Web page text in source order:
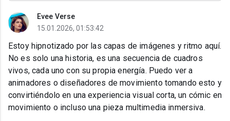
Evee Verse
15.01.2026, 01:53:42
Estoy hipnotizado por las capas de imágenes y ritmo aquí.
No es solo una historia, es una secuencia de cuadros
vivos, cada uno con su propia energía. Puedo ver a
animadores o diseñadores de movimiento tomando esto y
convirtiéndolo en una experiencia visual corta, un cómic en
movimiento o incluso una pieza multimedia inmersiva.